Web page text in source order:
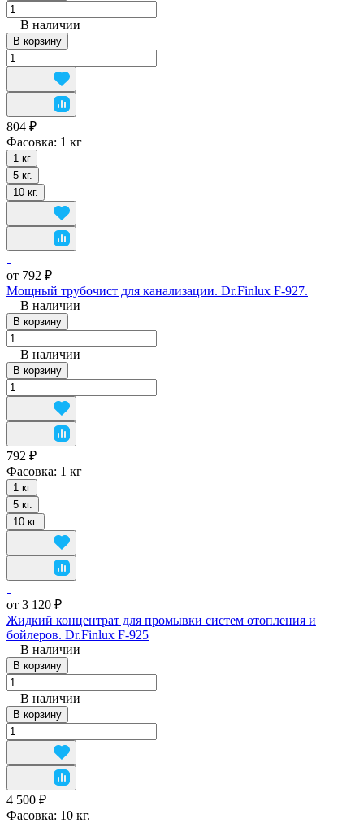
В наличии
В корзину
804 ₽
Фасовка: 1 кг
1 кг
5 кг.
10 кг.
от 792 ₽
Мощный трубочист для канализации. Dr.Finlux F-927.
В наличии
В корзину
В наличии
В корзину
792 ₽
Фасовка: 1 кг
1 кг
5 кг.
10 кг.
от 3 120 ₽
Жидкий концентрат для промывки систем отопления и
бойлеров. Dr.Finlux F-925
В наличии
В корзину
В наличии
В корзину
4 500 ₽
Фасовка: 10 кг.